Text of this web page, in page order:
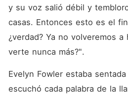
y su voz salió débil y
casas. Entonces esto es el
¿verdad? Ya no volveremos a
verte nunca más?".
Evelyn Fowler estaba
escuchó cada palabra de la